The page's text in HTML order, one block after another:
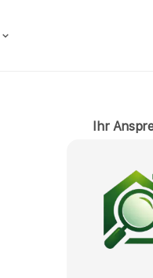
Ihr